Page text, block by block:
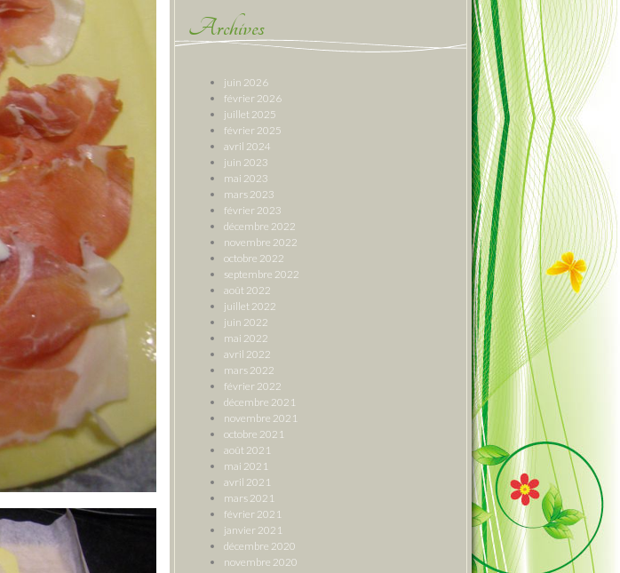
Archives
juin 2026
février 2026
juillet 2025
février 2025
avril 2024
juin 2023
mai 2023
mars 2023
février 2023
décembre 2022
novembre 2022
octobre 2022
septembre 2022
août 2022
juillet 2022
juin 2022
mai 2022
avril 2022
mars 2022
février 2022
décembre 2021
novembre 2021
octobre 2021
août 2021
mai 2021
avril 2021
mars 2021
février 2021
janvier 2021
décembre 2020
novembre 2020